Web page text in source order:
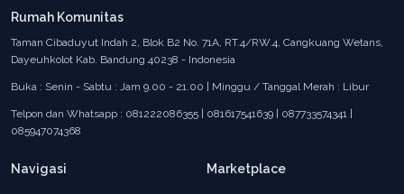
Rumah Komunitas
Taman Cibaduyut Indah 2, Blok B2 No. 71A, RT.4/RW.4, Cangkuang Wetans,
Dayeuhkolot Kab. Bandung 40238 - Indonesia
Buka : Senin - Sabtu : Jam 9.00 - 21.00 | Minggu / Tanggal Merah : Libur
Telpon dan Whatsapp : 081222086355 | 081617541639 | 087733574341 |
085947074368
Navigasi Marketplace